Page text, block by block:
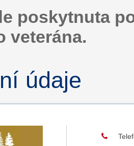
poskytnuta
veterána.
údaje